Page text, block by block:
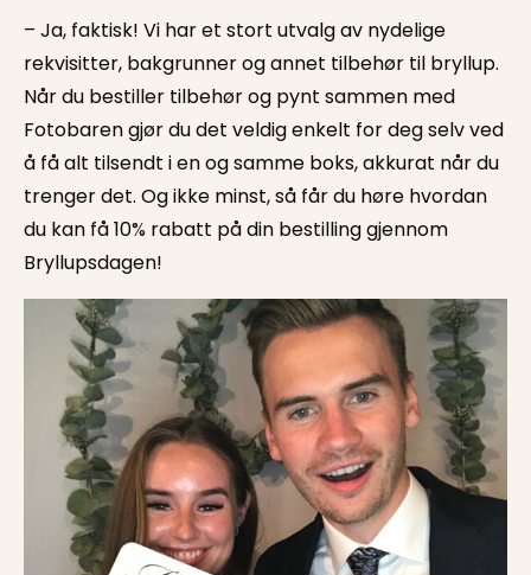
– Ja, faktisk! Vi har et stort utvalg av nydelige
rekvisitter, bakgrunner og annet tilbehør til bryllup.
Når du bestiller tilbehør og pynt sammen med
Fotobaren gjør du det veldig enkelt for deg selv ved
å få alt tilsendt i en og samme boks, akkurat når du
trenger det. Og ikke minst, så får du høre hvordan
du kan få 10% rabatt på din bestilling gjennom
Bryllupsdagen!